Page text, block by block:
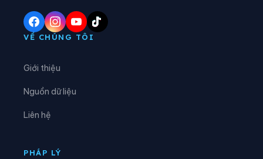
Xã Hương Đô
Xã Hương Phố
Xã Kỳ Xuân
VỀ CHÚNG TÔI
Giới thiệu
Nguồn dữ liệu
Liên hệ
PHÁP LÝ